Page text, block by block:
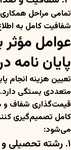
تمامی مراحل
شفافیت کامل به
عوامل
پایان نامه
تعیین هزینه انجام
متعددی بستگی
قیمت‌گذاری شفاف و
کامل تصمیم‌گیری
می‌شود:
۱. رشته تحصیلی و پیچیدگی موضوع: